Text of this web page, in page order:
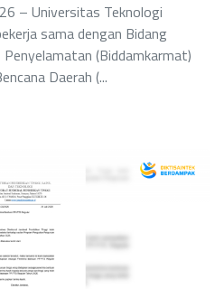
– Universitas Teknologi
sama dengan Bidang
(Biddamkarmat)
Daerah (...